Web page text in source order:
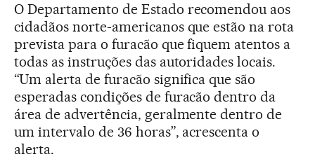
O Departamento de Estado recomendou aos
cidadãos norte-americanos que estão na rota
prevista para o furacão que fiquem atentos a
todas as instruções das autoridades locais.
“Um alerta de furacão significa que são
esperadas condições de furacão dentro da
área de advertência, geralmente dentro de
um intervalo de 36 horas”, acrescenta o
alerta.